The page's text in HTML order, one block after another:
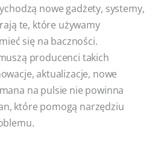
nowe gadżety, systemy,
te, które używamy
się na baczności.
producenci takich
aktualizacje, nowe
na pulsie nie powinna
które pomogą narzędziu